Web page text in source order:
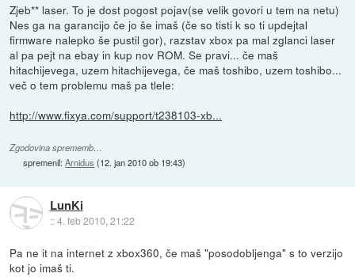
Zjeb** laser. To je dost pogost pojav(se velik govori u tem na netu)
Nes ga na garancijo če jo še imaš (če so tisti k so ti updejtal
firmware nalepko še pustil gor), razstav xbox pa mal zglanci laser
al pa pejt na ebay in kup nov ROM. Se pravi... če maš
hitachijevega, uzem hitachijevega, če maš toshibo, uzem toshibo...
več o tem problemu maš pa tlele:
http://www.fixya.com/support/t238103-xb...
Zgodovina sprememb…
spremenil:Arnidus (12. jan 2010 ob 19:43)
LunKi
::4. feb 2010, 21:22
Pa ne it na internet z xbox360, če maš "posodobljenga" s to verzijo
kot jo imaš ti.